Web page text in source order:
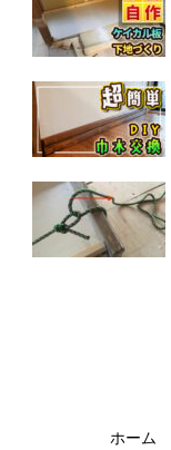
ホーム